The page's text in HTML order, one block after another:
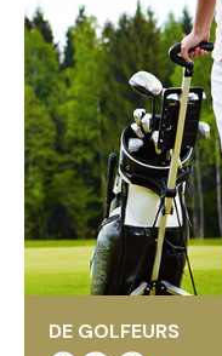
DE GOLFEURS